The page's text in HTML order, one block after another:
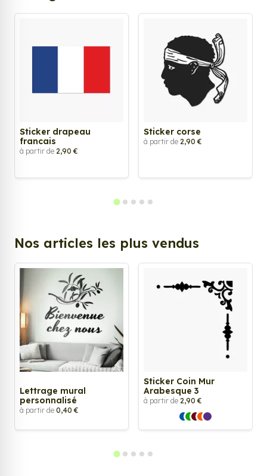
Sticker drapeau
francais
à partir de 2,90 €
Sticker corse
à partir de 2,90 €
Nos articles les plus vendus
Lettrage mural
personnalisé
à partir de 0,40 €
Sticker Coin Mur
Arabesque 3
à partir de 2,90 €